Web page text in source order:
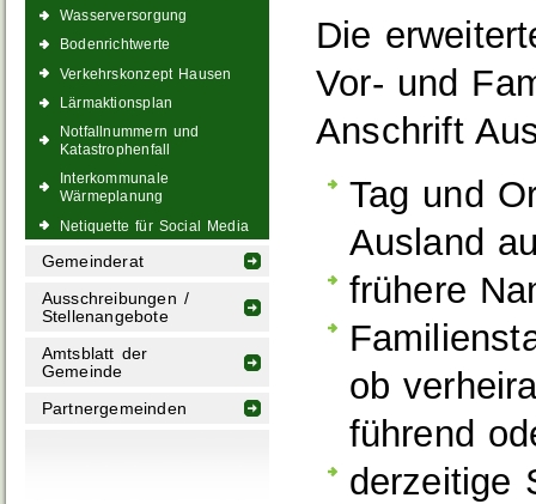
Wasserversorgung
Bodenrichtwerte
Verkehrskonzept Hausen
Lärmaktionsplan
Notfallnummern und
Katastrophenfall
Interkommunale
Wärmeplanung
Netiquette für Social Media
Gemeinderat
Ausschreibungen /
Stellenangebote
Amtsblatt der
Gemeinde
Partnergemeinden
Die
Vor- und
Anschrift
Tag und
Ausland
frühere
ob
führend
derzeitige